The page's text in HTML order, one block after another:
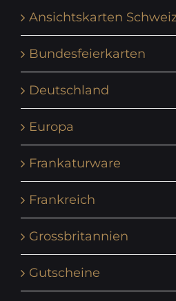
Ansichtskarten
Bundesfeierkarten
Deutschland
Europa
Frankaturware
Frankreich
Grossbritannien
Gutscheine